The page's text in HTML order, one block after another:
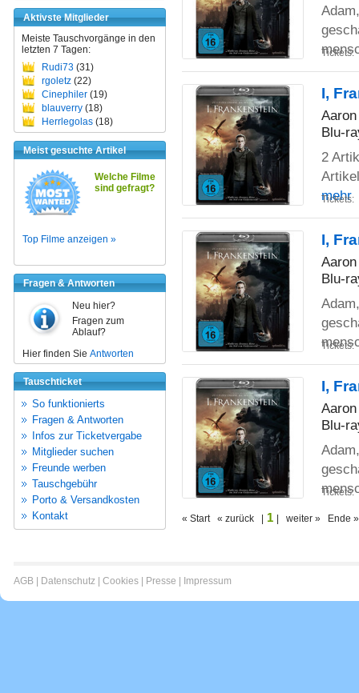
Aktivste Mitglieder
Meiste Tauschvorgänge in den
letzten 7 Tagen:
Rudi73 (31)
rgoletz (22)
Cinephiler (19)
blauverry (18)
Herrlegolas (18)
Meist gesuchte Artikel
Welche Filme
sind gefragt?
Top Filme anzeigen »
Fragen & Antworten
Neu hier?
Fragen zum
Ablauf?
Hier finden Sie Antworten
Tauschticket
So funktionierts
Fragen & Antworten
Infos zur Ticketvergabe
Mitglieder suchen
Freunde werben
Tauschgebühr
Porto & Versandkosten
Kontakt
Tickets:
I,
Blu-
2
mehr
Tickets:
I,
Blu-
Tickets:
I,
Blu-
Tickets:
« Start « zurück | 1 | weiter » Ende »
AGB Datenschutz Cookies Presse Impressum